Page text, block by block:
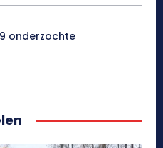
onderzochte